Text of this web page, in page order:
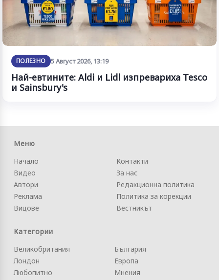
ПОЛЕЗНО 5 Август 2026, 13:19
Най-евтините: Aldi и Lidl изпревариха Tesco
и Sainsbury's
Меню
Начало
Видео
Автори
Реклама
Вицове
Контакти
За нас
Редакционна политика
Политика за корекции
Вестникът
Категории
Великобритания
Лондон
Любопитно
България
Европа
Мнения